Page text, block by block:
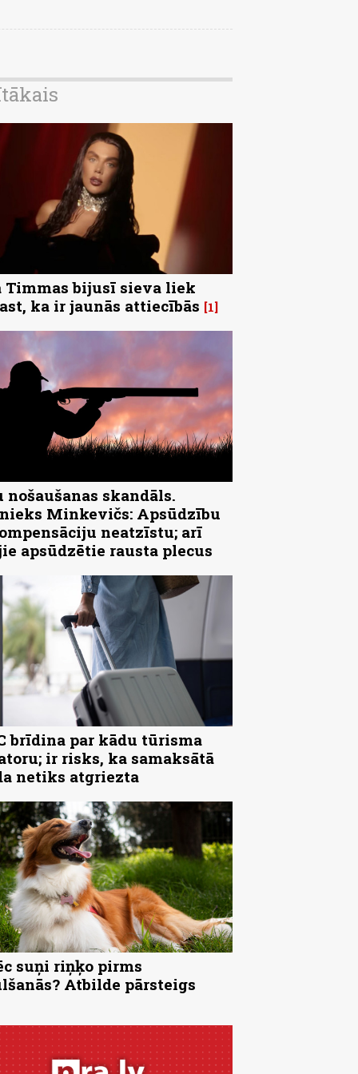
Timmas bijusī sieva liek
ka ir jaunās attiecībās 1
nošaušanas skandāls.
Minkevičs: Apsūdzību
neatzīstu; arī
apsūdzētie rausta plecus
brīdina par kādu tūrisma
ir risks, ka samaksātā
netiks atgriezta
suņi riņķo pirms
Atbilde pārsteigs